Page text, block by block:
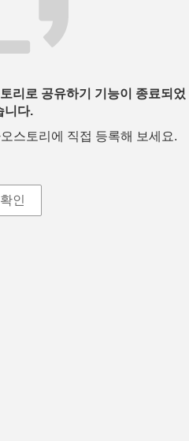
리로 공유하기 기능이 종료되었
니다.
스토리에 직접 등록해 보세요.
확인